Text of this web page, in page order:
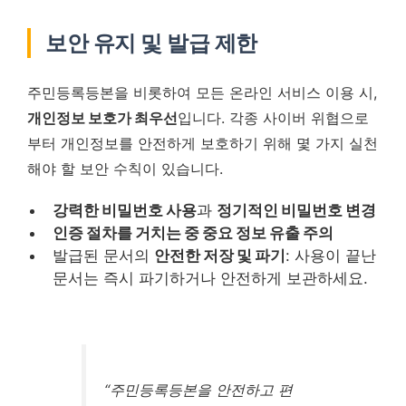
보안 유지 및 발급 제한
주민등록등본을 비롯하여 모든 온라인 서비스 이용 시,
개인정보 보호가 최우선입니다. 각종 사이버 위협으로
부터 개인정보를 안전하게 보호하기 위해 몇 가지 실천
해야 할 보안 수칙이 있습니다.
강력한 비밀번호 사용과 정기적인 비밀번호 변경
인증 절차를 거치는 중 중요 정보 유출 주의
발급된 문서의 안전한 저장 및 파기 : 사용이 끝난
문서는 즉시 파기하거나 안전하게 보관하세요.
“주민등록등본을 안전하고 편